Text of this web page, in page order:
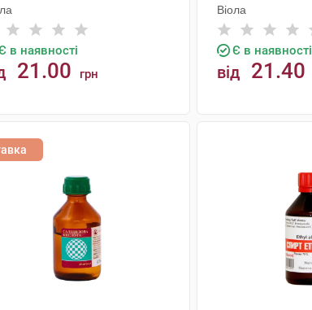
в наявності
21.00 грн
Віола
Є в наявності
від 21.40